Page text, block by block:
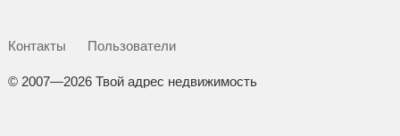
Контакты Пользователи
© 2007—2026 Твой адрес недвижимость